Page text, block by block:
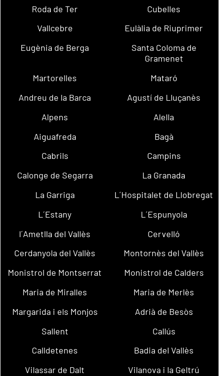
Roda de Ter
Cubelles
Vallcebre
Eulàlia de Riuprimer
Eugènia de Berga
Santa Coloma de
Gramenet
Martorelles
Mataró
Andreu de la Barca
Agustí de Lluçanès
Alpens
Alella
Aiguafreda
Bagà
Cabrils
Campins
Calonge de Segarra
La Granada
La Garriga
L´Hospitalet de Llobregat
L´Estany
L´Espunyola
l´Ametlla del Vallès
Cervelló
Cerdanyola del Vallès
Montornès del Vallès
Monistrol de Montserrat
Monistrol de Calders
Maria de Miralles
Maria de Merlès
Margarida i els Monjos
Adrià de Besòs
Sallent
Callús
Calldetenes
Badia del Vallès
Vilassar de Dalt
Vilanova i la Geltrú